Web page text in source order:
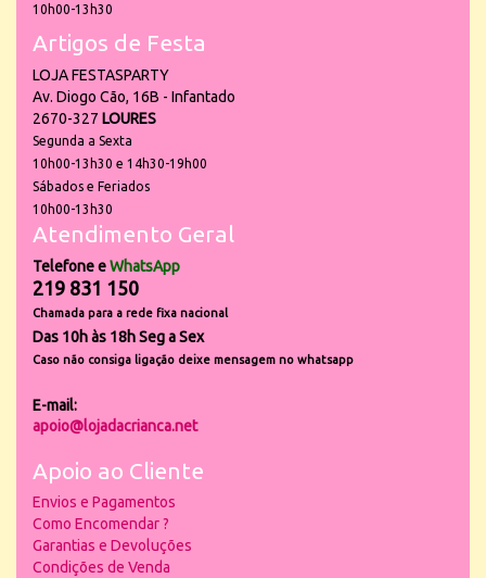
10h00-13h30
Artigos de Festa
LOJA FESTASPARTY
Av. Diogo Cão, 16B - Infantado
2670-327 LOURES
Segunda a Sexta
10h00-13h30 e 14h30-19h00
Sábados e Feriados
10h00-13h30
Atendimento Geral
Telefone eWhatsApp
219 831 150
Chamada para a rede fixa nacional
Das 10h às 18h Seg a Sex
Caso não consiga ligação deixe mensagem no whatsapp
E-mail:
apoio@lojadacrianca.net
Apoio ao Cliente
Envios e Pagamentos
Como Encomendar ?
Garantias e Devoluções
Condições de Venda